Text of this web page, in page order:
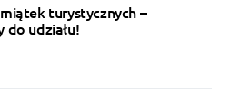
turystycznych –
do udziału!